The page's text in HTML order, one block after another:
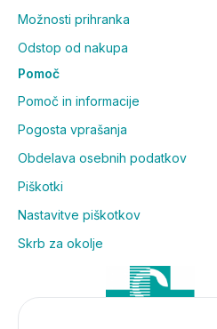
Možnosti prihranka
Odstop od nakupa
Pomoč
Pomoč in informacije
Pogosta vprašanja
Obdelava osebnih podatkov
Piškotki
Nastavitve piškotkov
Skrb za okolje